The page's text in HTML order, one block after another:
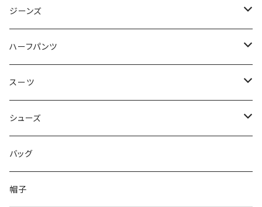
50/XL～
48/L
50/XL～
46/M
48/L
50/XL～
～44/S
46/M
48/L
50/XL～
ジーンズ
～44/S
46/M
48/L
50/XL～
ハーフパンツ
～44/S
46/M
48/L
50/XL～
スーツ
～44/S
46/M
48/L
シューズ
～25.5cm
26cm～
バッグ
帽子